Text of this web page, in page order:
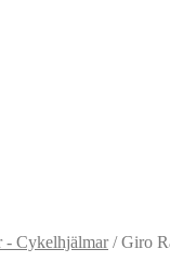
- Cykelhjälmar/ Giro